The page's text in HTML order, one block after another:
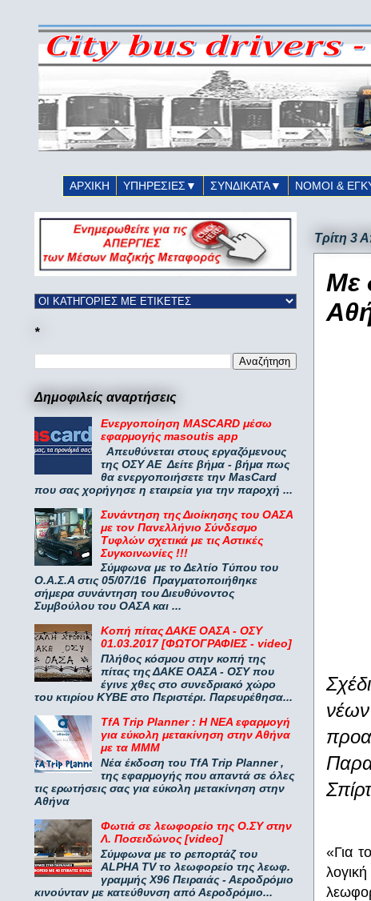
ΑΡΧΙΚΗ ΥΠΗΡΕΣΙΕΣ▼ ΣΥΝΔΙΚΑΤΑ▼ ΝΟΜΟΙ &
Τρίτη 3
Με
«Για
*
Δημοφιλείς αναρτήσεις
Ενεργοποίηση MASCARD μέσω
εφαρμογής masoutis app
Απευθύνεται στους εργαζόμενους
της ΟΣΥ ΑΕ Δείτε βήμα - βήμα πως
θα ενεργοποιήσετε την MasCard
που σας χορήγησε η εταιρεία για την παροχή ...
Συνάντηση της Διοίκησης του ΟΑΣΑ
με τον Πανελλήνιο Σύνδεσμο
Τυφλών σχετικά με τις Αστικές
Συγκοινωνίες !!!
Σύμφωνα με το Δελτίο Τύπου του
Ο.Α.Σ.Α στις 05/07/16 Πραγματοποιήθηκε
σήμερα συνάντηση του Διευθύνοντος
Συμβούλου του ΟΑΣΑ και ...
Κοπή πίτας ΔΑΚΕ ΟΑΣΑ - ΟΣΥ
01.03.2017 [ΦΩΤΟΓΡΑΦΙΕΣ - video]
Πλήθος κόσμου στην κοπή της
πίτας της ΔΑΚΕ ΟΑΣΑ - ΟΣΥ που
έγινε χθες στο συνεδριακό χώρο
του κτιρίου ΚΥΒΕ στο Περιστέρι. Παρευρέθησα...
TfA Trip Planner : Η ΝΕΑ εφαρμογή
για εύκολη μετακίνηση στην Αθήνα
με τα ΜΜΜ
Νέα έκδοση του TfA Trip Planner ,
της εφαρμογής που απαντά σε όλες
τις ερωτήσεις σας για εύκολη μετακίνηση στην
Αθήνα
Φωτιά σε λεωφορείο της Ο.ΣΥ στην
Λ. Ποσειδώνος [video]
Σύμφωνα με το ρεπορτάζ του
ALPHA TV το λεωφορείο της λεωφ.
γραμμής Χ96 Πειραιάς - Αεροδρόμιο
κινούνταν με κατεύθυνση από Αεροδρόμιο...